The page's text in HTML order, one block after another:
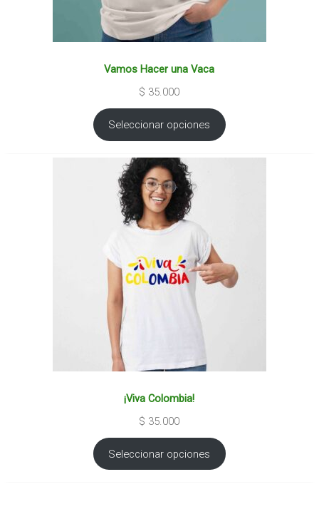
Vamos Hacer una Vaca
$ 35.000
Seleccionar opciones
¡Viva Colombia!
$ 35.000
Seleccionar opciones